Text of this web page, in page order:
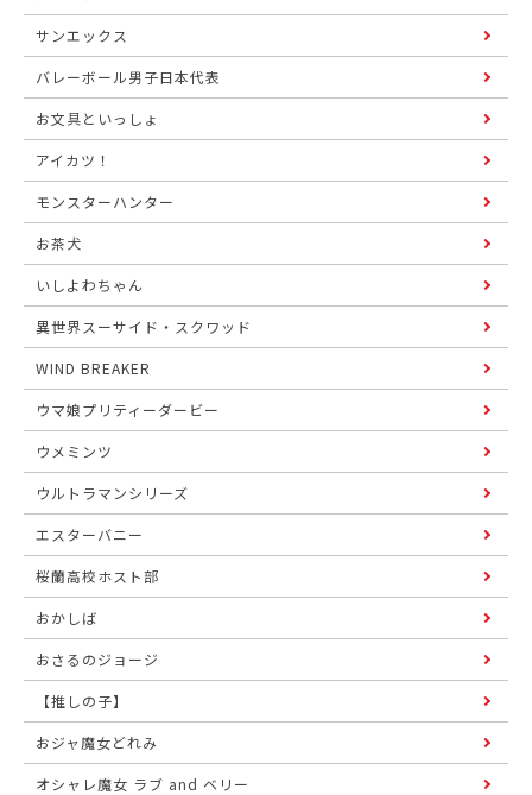
サンエックス
バレーボール男子日本代表
お文具といっしょ
アイカツ！
モンスターハンター
お茶犬
いしよわちゃん
異世界スーサイド・スクワッド
WIND BREAKER
ウマ娘プリティーダービー
ウメミンツ
ウルトラマンシリーズ
エスターバニー
桜蘭高校ホスト部
おかしば
おさるのジョージ
【推しの子】
おジャ魔女どれみ
オシャレ魔女 ラブ and ベリー